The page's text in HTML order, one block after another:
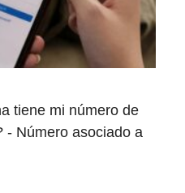
tiene mi número de
- Número asociado a